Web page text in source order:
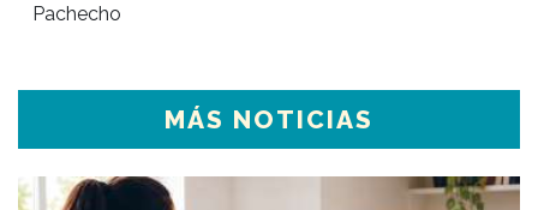
Pachecho
MÁS NOTICIAS